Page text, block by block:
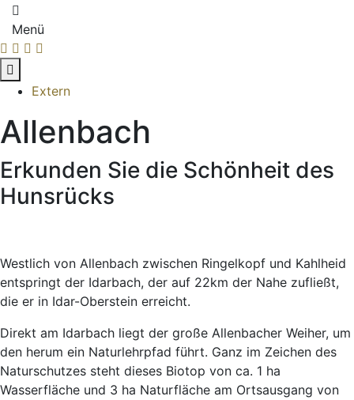
Menü
Extern
Allenbach
Erkunden Sie die Schönheit des
Hunsrücks
Westlich von Allenbach zwischen Ringelkopf und Kahlheid
entspringt der Idarbach, der auf 22km der Nahe zufließt,
die er in Idar-Oberstein erreicht.
Direkt am Idarbach liegt der große Allenbacher Weiher, um
den herum ein Naturlehrpfad führt. Ganz im Zeichen des
Naturschutzes steht dieses Biotop von ca. 1 ha
Wasserfläche und 3 ha Naturfläche am Ortsausgang von